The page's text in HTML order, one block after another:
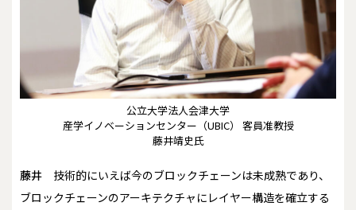
公立大学法人会津大学
産学イノベーションセンター（UBIC） 客員准教授
藤井靖史氏
藤井 技術的にいえば今のブロックチェーンは未成熟であり、
ブロックチェーンのアーキテクチャにレイヤー構造を確立する